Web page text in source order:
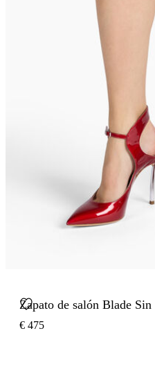
Zapato de salón Blade Sin
€ 475